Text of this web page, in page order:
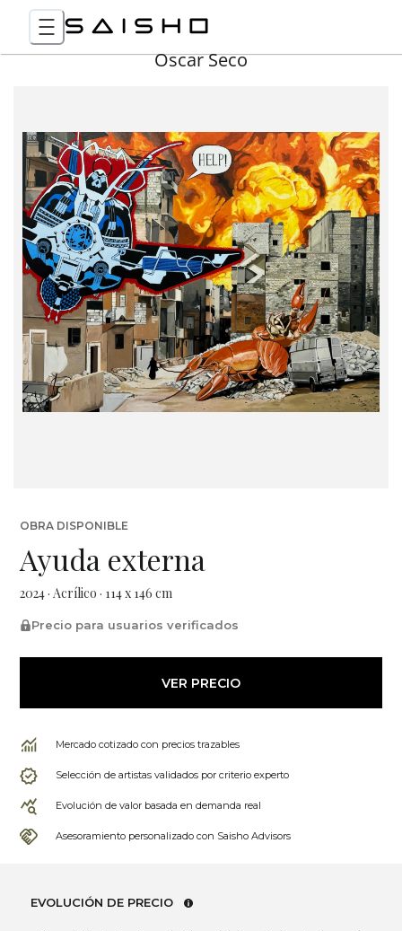
Óscar Seco
OBRA DISPONIBLE
Ayuda externa
2024 · Acrílico · 114 x 146 cm
Precio para usuarios verificados
VER PRECIO
Mercado cotizado con precios trazables
Selección de artistas validados por criterio experto
Evolución de valor basada en demanda real
Asesoramiento personalizado con Saisho Advisors
EVOLUCIÓN DE PRECIO